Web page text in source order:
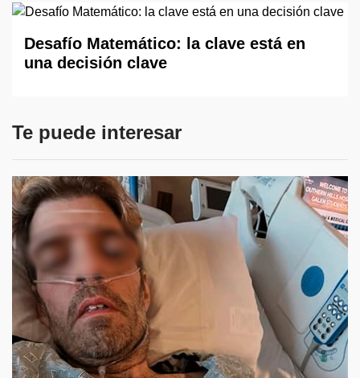
Desafío Matemático: la clave está en
una decisión clave
Te puede interesar